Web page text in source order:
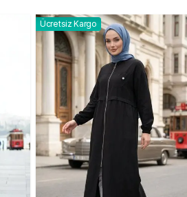
Ücretsiz Kargo